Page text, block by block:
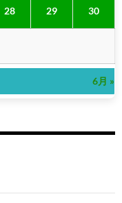
28 29 30
6月 »